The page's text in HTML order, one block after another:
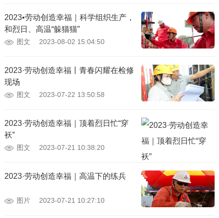
2023•劳动创造幸福｜科学组织生产，
和烈日、高温“躲猫猫”
图文 2023-08-02 15:04:50
2023·劳动创造幸福丨青春闪耀在检修
现场
图文 2023-07-22 13:50:58
2023·劳动创造幸福｜顶着烈日忙“穿
袄”
图文 2023-07-21 10:38:20
2023·劳动创造幸福｜高温下的练兵
图片 2023-07-21 10:27:10